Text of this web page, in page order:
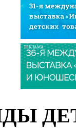
РЕКЛАМА